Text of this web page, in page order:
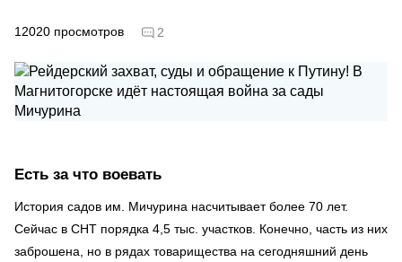
12020 просмотров 2
Есть за что воевать
История садов им. Мичурина насчитывает более 70 лет.
Сейчас в СНТ порядка 4,5 тыс. участков. Конечно, часть из них
заброшена, но в рядах товарищества на сегодняшний день